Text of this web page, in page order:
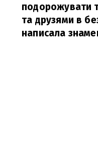
подорожувати
та друзями в
написала